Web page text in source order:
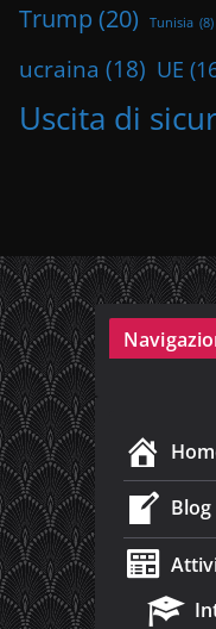
Trump (20) Tunisia (8)
ucraina (18) UE
Uscita di
Blog